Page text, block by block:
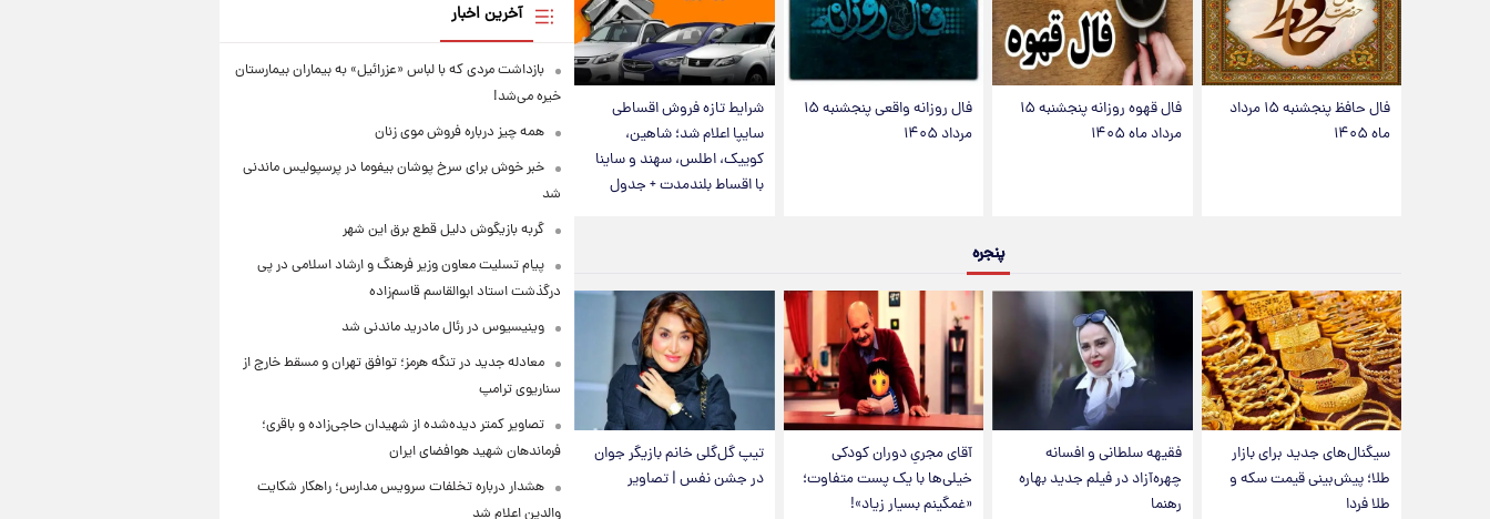
فال حافظ پنجشنبه ۱۵ مرداد
ماه ۱۴۰۵
فال قهوه روزانه پنجشنبه ۱۵
مرداد ماه ۱۴۰۵
فال روزانه واقعی پنجشنبه ۱۵
مرداد ۱۴۰۵
شرایط تازه فروش اقساطی
سایپا اعلام شد؛ شاهین،
کوییک، اطلس، سهند و ساینا
با اقساط بلندمدت + جدول
پنجره
سیگنال‌های جدید برای بازار
طلا؛ پیش‌بینی قیمت سکه و
طلا فردا
فقیهه سلطانی و افسانه
چهره‌آزاد در فیلم جدید بهاره
رهنما
آقای مجریِ دوران کودکی
خیلی‌ها با یک پست متفاوت؛
«غمگینم بسیار زیاد»!
تیپ گل‌گلی خانم بازیگر جوان
در جشن نفس | تصاویر
آخرین اخبار
بازداشت مردی که با لباس «عزرائیل» به بیماران بیمارستان
خیره می‌شد!
همه چیز درباره فروش موی زنان
خبر خوش برای سرخ پوشان بیفوما در پرسپولیس ماندنی
شد
گربه بازیگوش دلیل قطع برق این شهر
پیام تسلیت معاون وزیر فرهنگ و ارشاد اسلامی در پی
درگذشت استاد ابوالقاسم قاسم‌زاده
وینیسیوس در رئال مادرید ماندنی شد
معادله جدید در تنگه هرمز؛ توافق تهران و مسقط خارج از
سناریوی ترامپ
تصاویر کمتر دیده‌شده از شهیدان حاجی‌زاده و باقری؛
فرماندهان شهید هوافضای ایران
هشدار درباره تخلفات سرویس مدارس؛ راهکار شکایت
والدین اعلام شد